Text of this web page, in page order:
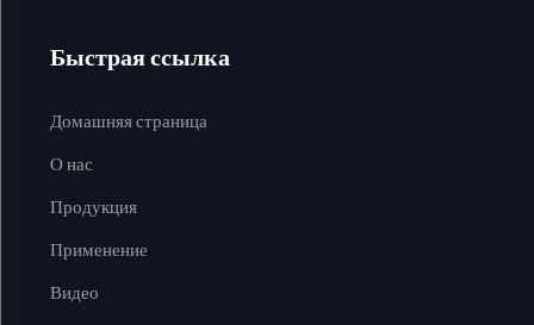
Быстрая ссылка
Домашняя страница
О нас
Продукция
Применение
Видео